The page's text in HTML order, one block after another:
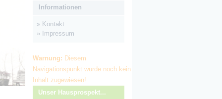
Informationen
» Kontakt
» Impressum
Warnung: Diesem
Navigationspunkt wurde noch kein
Inhalt zugewiesen!
Unser Hausprospekt...